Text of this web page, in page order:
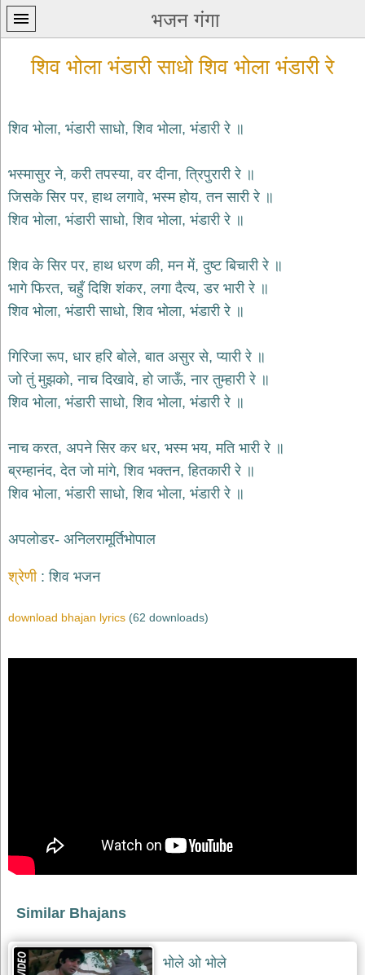
भजन गंगा
पन्ना
home
कृष्ण
bhajans
शिव
भजन
हनुमान
भजन
hanuman
bhajans
भजन
bhajans
जैन
jain
bhajans
दुर्गा
bhajans
भजन
विविध
भजन
भजन
vishnu
bhajans
शिव भोला भंडारी साधो शिव भोला भंडारी रे
शिव भोला, भंडारी साधो, शिव भोला, भंडारी रे ॥
भस्मासुर ने, करी तपस्या, वर दीना, त्रिपुरारी रे ॥
जिसके सिर पर, हाथ लगावे, भस्म होय, तन सारी रे ॥
शिव भोला, भंडारी साधो, शिव भोला, भंडारी रे ॥
शिव के सिर पर, हाथ धरण की, मन में, दुष्ट बिचारी रे ॥
भागे फिरत, चहुँ दिशि शंकर, लगा दैत्य, डर भारी रे ॥
शिव भोला, भंडारी साधो, शिव भोला, भंडारी रे ॥
गिरिजा रूप, धार हरि बोले, बात असुर से, प्यारी रे ॥
जो तुं मुझको, नाच दिखावे, हो जाऊँ, नार तुम्हारी रे ॥
शिव भोला, भंडारी साधो, शिव भोला, भंडारी रे ॥
नाच करत, अपने सिर कर धर, भस्म भय, मति भारी रे ॥
ब्रम्‍हानंद, देत जो मांगे, शिव भक्तन, हितकारी रे ॥
शिव भोला, भंडारी साधो, शिव भोला, भंडारी रे ॥
अपलोडर- अनिलरामूर्तिभोपाल
श्रेणी शिव भजन
download bhajan lyrics (62 downloads)
Similar Bhajans
भोले ओ भोले